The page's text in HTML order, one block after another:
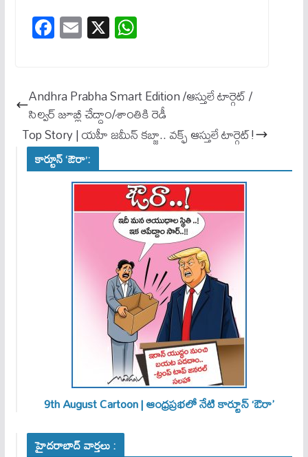
Fa
ce
ok
E
m
X W
ha
A
pp
Andhra Prabha Smart Edition /ఆస్తులే టార్గెట్ /
సిల్వర్​ జూబ్లీ చేద్దాం/శాంతికి రెడీ
Top Story | యహీ జమీన్ కబ్జా.. వక్ఫ్ ఆస్తులే టార్గెట్!
కార్టూన్ ‘ఔరా’:
9th August Cartoon | ఆంధ్రప్రభలో నేటి కార్టూన్ ‘ఔరా’
హైదరాబాద్ వార్తలు :